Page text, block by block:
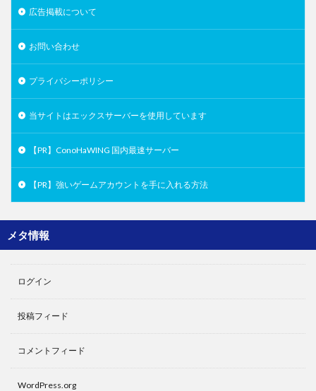
広告掲載について
お問い合わせ
プライバシーポリシー
当サイトはエックスサーバーを使用しています
【PR】ConoHaWING 国内最速サーバー
【PR】強いゲームアカウントを手に入れる方法
メタ情報
ログイン
投稿フィード
コメントフィード
WordPress.org